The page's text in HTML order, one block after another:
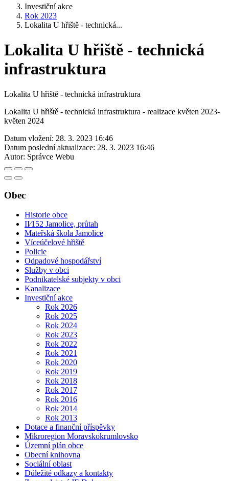
Investiční akce
Rok 2023
Lokalita U hřiště - technická...
Lokalita U hřiště - technická
infrastruktura
Lokalita U hřiště - technická infrastruktura
Lokalita U hřiště - technická infrastruktura - realizace květen 2023-
květen 2024
Datum vložení: 28. 3. 2023 16:46
Datum poslední aktualizace: 28. 3. 2023 16:46
Autor: Správce Webu
Obec
Historie obce
II⁄152 Jamolice, průtah
Mateřská škola Jamolice
Víceúčelové hřiště
Policie
Odpadové hospodářství
Služby v obci
Podnikatelské subjekty v obci
Kanalizace
Investiční akce
Rok 2026
Rok 2025
Rok 2024
Rok 2023
Rok 2022
Rok 2021
Rok 2020
Rok 2019
Rok 2018
Rok 2017
Rok 2016
Rok 2014
Rok 2013
Dotace a finanční příspěvky
Mikroregion Moravskokrumlovsko
Územní plán obce
Obecní knihovna
Sociální oblast
Důležité odkazy a kontakty